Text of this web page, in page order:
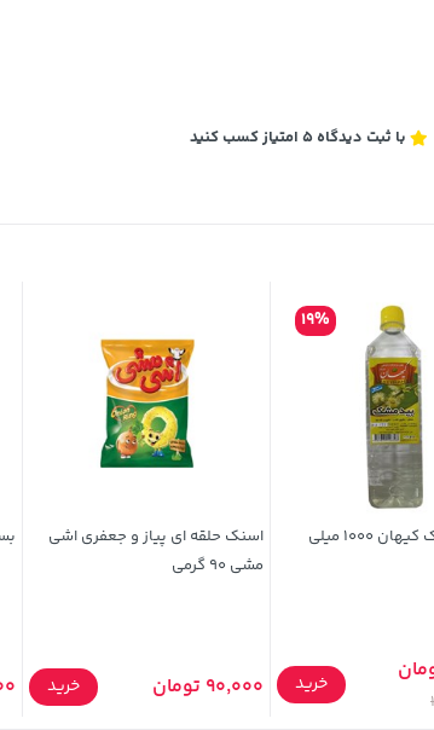
با ثبت دیدگاه 5 امتیاز کسب کنید
عرق بیدمشک کیهان 1000 میلی
19%
خرید
اسنک حلقه ای پیاز و جعفری اشی
مشی 90 گرمی
90,000 تومان خرید